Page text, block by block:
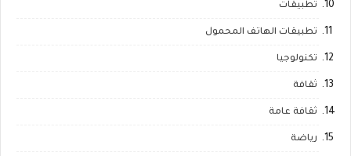
تطبيقات
تطبيقات الهاتف المحمول
تكنولوجيا
ثقافة
ثقافة عامة
رياضة